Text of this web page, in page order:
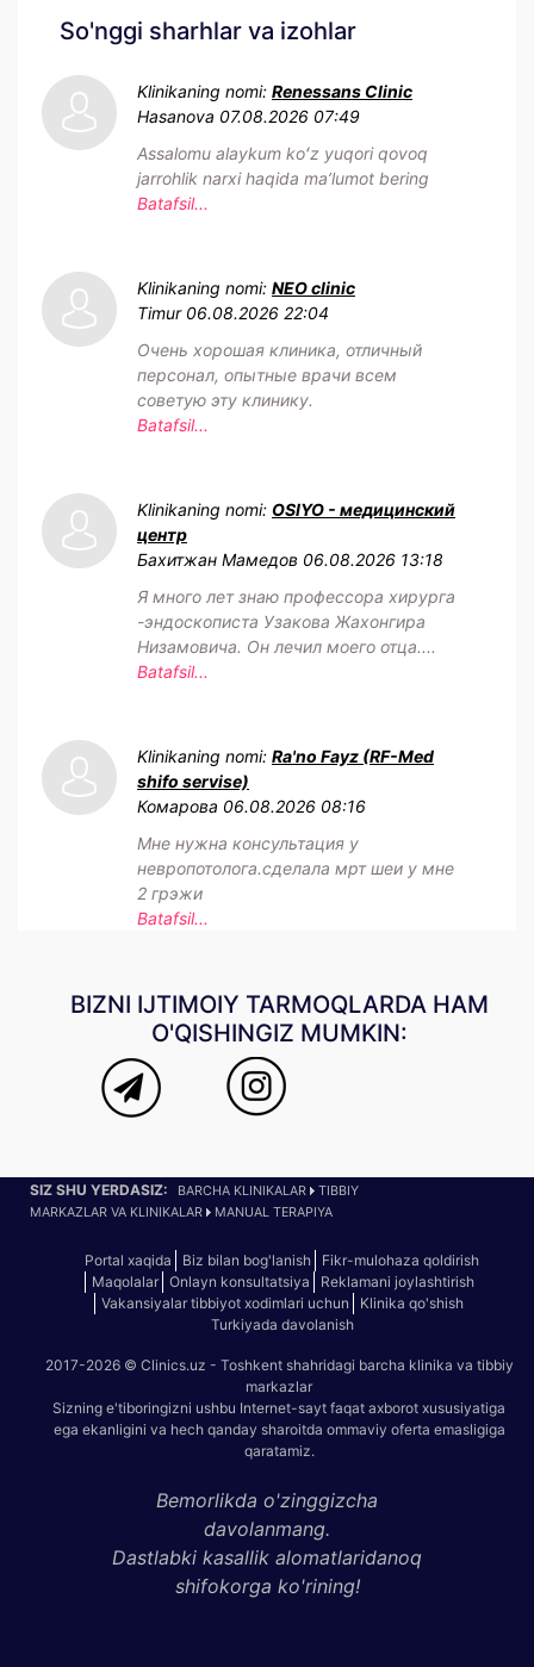
So'nggi sharhlar va izohlar
Klinikaning nomi: Renessans Clinic
Hasanova 07.08.2026 07:49
Assalomu alaykum koʻz yuqori qovoq
jarrohlik narxi haqida maʼlumot bering
Batafsil...
Klinikaning nomi: NEO clinic
Timur 06.08.2026 22:04
Очень хорошая клиника, отличный
персонал, опытные врачи всем
советую эту клинику.
Batafsil...
Klinikaning nomi: OSIYO - медицинский
центр
Бахитжан Мамедов 06.08.2026 13:18
Я много лет знаю профессора хирурга
-эндоскописта Узакова Жахонгира
Низамовича. Он лечил моего отца....
Batafsil...
Klinikaning nomi: Ra'no Fayz (RF-Med
shifo servise)
Комарова 06.08.2026 08:16
Мне нужна консультация у
невропотолога.сделала мрт шеи у мне
2 грэжи
Batafsil...
BIZNI IJTIMOIY TARMOQLARDA HAM
O'QISHINGIZ MUMKIN:
SIZ SHU YERDASIZ: BARCHA KLINIKALAR
TIBBIY
MARKAZLAR VA KLINIKALAR
MANUAL TERAPIYA
Portal xaqida Biz bilan bog'lanish
Fikr-mulohaza qoldirish
Maqolalar
Onlayn konsultatsiya
Reklamani joylashtirish
Vakansiyalar tibbiyot xodimlari uchun
Klinika qo'shish
Turkiyada davolanish
2017-2026 © Clinics.uz - Toshkent shahridagi barcha klinika va tibbiy
markazlar
Sizning e'tiboringizni ushbu Internet-sayt faqat axborot xususiyatiga
ega ekanligini va hech qanday sharoitda ommaviy oferta emasligiga
qaratamiz.
Bemorlikda o'zinggizcha
davolanmang.
Dastlabki kasallik alomatlaridanoq
shifokorga ko'rining!